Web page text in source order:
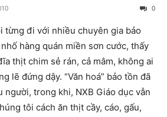
0
từng đi với nhiều chuyên gia bảo
hàng quán miền sơn cước, thấy
thịt chim sẻ rán, cả mâm, không ai
lẽ đứng dậy. “Văn hoá” bảo tồn đã
người, trong khi, NXB Giáo dục vẫn
tôi cách ăn thịt cầy, cáo, gấu,